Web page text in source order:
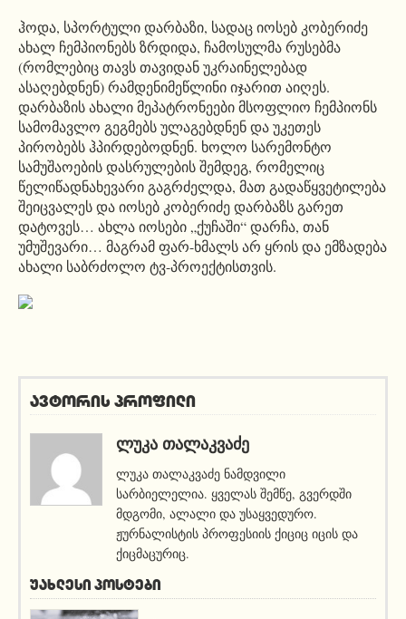
ჰოდა, სპორტული დარბაზი, სადაც იოსებ კობერიძე
ახალ ჩემპიონებს ზრდიდა, ჩამოსულმა რუსებმა
(რომლებიც თავს თავიდან უკრაინელებად
ასაღებდნენ) რამდენიმეწლინი იჯარით აიღეს.
დარბაზის ახალი მეპატრონეები მსოფლიო ჩემპიონს
სამომავლო გეგმებს ულაგებდნენ და უკეთეს
პირობებს ჰპირდებოდნენ. ხოლო სარემონტო
სამუშაოების დასრულების შემდეგ, რომელიც
წელიწადნახევარი გაგრძელდა, მათ გადაწყვეტილება
შეიცვალეს და იოსებ კობერიძე დარბაზს გარეთ
დატოვეს… ახლა იოსები „ქუჩაში“ დარჩა, თან
უმუშევარი… მაგრამ ფარ-ხმალს არ ყრის და ემზადება
ახალი საბრძოლო ტვ-პროექტისთვის.
ავტორის პროფილი
ᲚᲣᲙᲐ ᲗᲐᲚᲐᲙᲕᲐᲫᲔ
ლუკა თალაკვაძე ნამდვილი
სარბიელელია. ყველას შემწე, გვერდში
მდგომი, ალალი და უსაყვედურო.
ჟურნალისტის პროფესიის ქიციც იცის და
ქიცმაცურიც.
ᲣᲐᲮᲚᲔᲡᲘ ᲞᲝᲡᲢᲔᲑᲘ